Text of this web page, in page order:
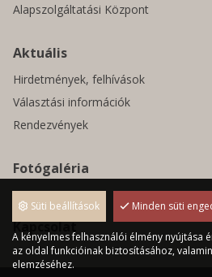
Alapszolgáltatási Központ
Aktuális
Hirdetmények, felhívások
Választási információk
Rendezvények
Fotógaléria
Pályázatok
Kapcsolat
Süti beállítások Minden süti
A kényelmes felhasználói élmény nyújtása
az oldal funkcióinak biztosításához,
elemzéséhez.